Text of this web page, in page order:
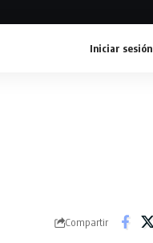
Iniciar sesión
Compartir